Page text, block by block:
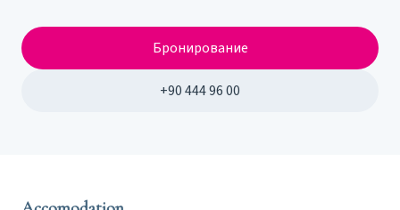
Бронирование
+90 444 96 00